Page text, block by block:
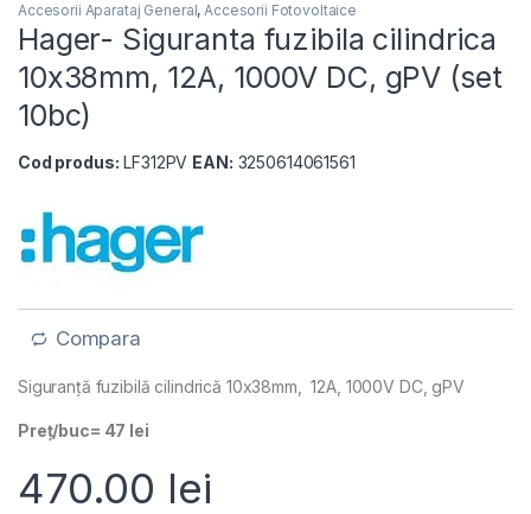
Accesorii Aparataj General,Accesorii Fotovoltaice
Hager- Siguranta fuzibila cilindrica
10x38mm, 12A, 1000V DC, gPV (set
10bc)
Cod produs: LF312PV EAN: 3250614061561
Compara
Siguranță fuzibilă cilindrică 10x38mm, 12A, 1000V DC, gPV
Preț/buc= 47 lei
470.00 lei